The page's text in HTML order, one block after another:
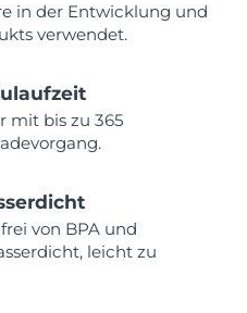
in der Entwicklung und
verwendet.
mit bis zu 365
von BPA und
leicht zu